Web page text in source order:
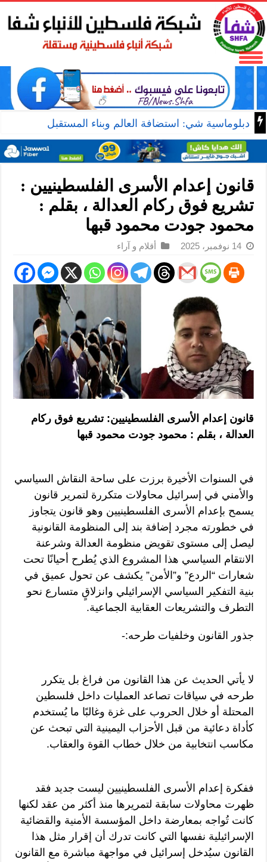
دبلوماسية شي: استضافة العالم وبناء المستقبل
قانون إعدام الأسرى الفلسطينيين :
تشريع فوق ركام العدالة ، بقلم :
محمود جودت محمود قبها
14 نوفمبر، 2025 أقلام و آراء
قانون إعدام الأسرى الفلسطينيين: تشريع فوق ركام
العدالة ، بقلم : محمود جودت محمود قبها
في السنوات الأخيرة برزت على ساحة النقاش السياسي
والأمني في إسرائيل محاولات متكررة لتمرير قانون
يسمح بإعدام الأسرى الفلسطينيين وهو قانون يتجاوز
في خطورته مجرد إضافة بند إلى المنظومة القانونية
ليصل إلى مستوى تقويض منظومة العدالة وشرعنة
الانتقام السياسي هذا المشروع الذي يُطرح أحيانًا تحت
شعارات “الردع” و”الأمن” يكشف عن تحول عميق في
بنية التفكير السياسي الإسرائيلي وانزلاقٍ متسارع نحو
التطرف والتشريعات العقابية الجماعية.
جذور القانون وخلفيات طرحه:-
لا يأتي الحديث عن هذا القانون من فراغ بل يتكرر
طرحه في سياقات تصاعد العمليات داخل فلسطين
المحتلة أو خلال الحروب على غزة وغالبًا ما يُستخدم
كأداة دعائية من قبل الأحزاب اليمينية التي تبحث عن
مكاسب انتخابية من خلال خطاب القوة والعقاب.
ففكرة إعدام الأسرى الفلسطينيين ليست جديد فقد
ظهرت محاولات سابقة لتمريرها منذ أكثر من عقد لكنها
كانت تُواجه بمعارضة داخل المؤسسة الأمنية والقضائية
الإسرائيلية نفسها التي كانت تدرك أن إقرار مثل هذا
القانون سيُدخل إسرائيل في مواجهة مباشرة مع القانون